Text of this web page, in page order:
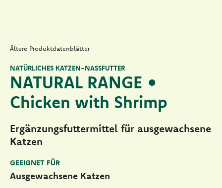
Ältere Produktdatenblätter
NATURAL RANGE •
Chicken with Shrimp
NATÜRLICHES KATZEN-NASSFUTTER
Ergänzungsfuttermittel für ausgewachsene
Katzen
GEEIGNET FÜR
Ausgewachsene Katzen